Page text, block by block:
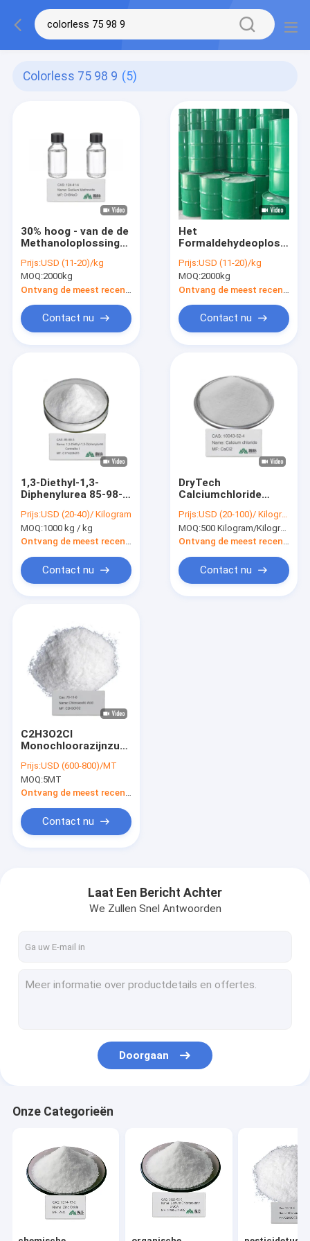
Colorless 75 98 9 (5)
30% hoog - van de de
Methanoloplossing
het kwaliteitsnatrium
de Tussenpersonen
van het de
Uitvoerpesticide
Prijs:USD (11-20)/kg
MOQ:2000kg
Contact nu
Het
Formaldehydeoplossing
natriummethodide
CAS 124-41-4
CH3NaO 30%
Methodysodium
Prijs:USD (11-20)/kg
MOQ:2000kg
Contact nu
1,3-Diethyl-1,3-
Diphenylurea 85-98-3
Centraliet I
Chemische
toevoegingen
Prijs:USD (20-40)/ Kilogram
MOQ:1000 kg / kg
Contact nu
DryTech
Calciumchloride
droogmiddelzakken
voor
vochtbeheersing in
en opslagruimtes.
Prijs:USD (20-100)/ Kilogram
MOQ:500 Kilogram/Kilogram
Contact nu
C2H3O2Cl
Monochloorazijnzuur
chemische
tussenproducten die
worden gebruikt voor
CMC en glycine
Prijs:USD (600-800)/MT
MOQ:5MT
Ontvang de meest recente Prijs
Contact nu
Laat Een Bericht Achter
We Zullen Snel Antwoorden
Doorgaan
Onze Categorieën